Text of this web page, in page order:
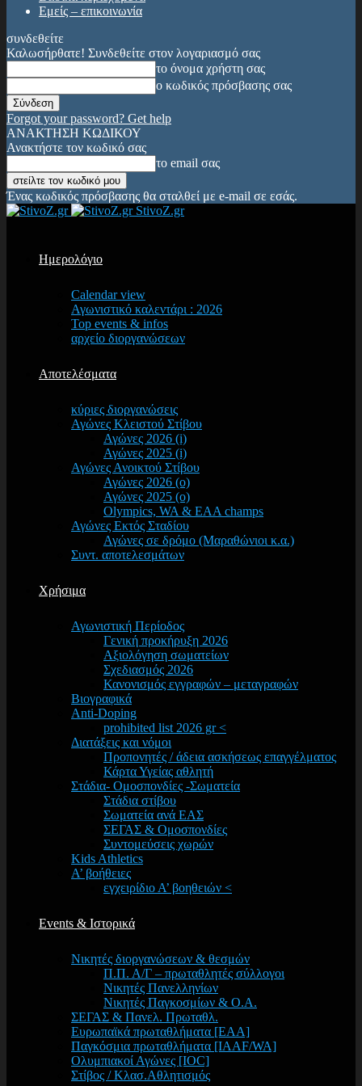
Εμείς – επικοινωνία
συνδεθείτε
Καλωσήρθατε! Συνδεθείτε στον λογαριασμό σας
το όνομα χρήστη σας
ο κωδικός πρόσβασης σας
Forgot your password? Get help
ΑΝΑΚΤΗΣΗ ΚΩΔΙΚΟΥ
Ανακτήστε τον κωδικό σας
το email σας
Ένας κωδικός πρόσβασης θα σταλθεί με e-mail σε εσάς.
StivoZ.gr
Ημερολόγιο
Calendar view
Αγωνιστικό καλεντάρι : 2026
Top events & infos
αρχείο διοργανώσεων
Αποτελέσματα
κύριες διοργανώσεις
Αγώνες Κλειστού Στίβου
Αγώνες 2026 (i)
Αγώνες 2025 (i)
Αγώνες Ανοικτού Στίβου
Αγώνες 2026 (o)
Αγώνες 2025 (o)
Olympics, WA & EAA champs
Αγώνες Εκτός Σταδίου
Αγώνες σε δρόμο (Μαραθώνιοι κ.α.)
Συντ. αποτελεσμάτων
Χρήσιμα
Αγωνιστική Περίοδος
Γενική προκήρυξη 2026
Αξιολόγηση σωματείων
Σχεδιασμός 2026
Κανονισμός εγγραφών – μεταγραφών
Βιογραφικά
Anti-Doping
prohibited list 2026 gr <
Διατάξεις και νόμοι
Προπονητές / άδεια ασκήσεως επαγγέλματος
Κάρτα Υγείας αθλητή
Στάδια- Ομοσπονδίες -Σωματεία
Στάδια στίβου
Σωματεία ανά ΕΑΣ
ΣΕΓΑΣ & Ομοσπονδίες
Συντομεύσεις χωρών
Kids Athletics
Α’ βοήθειες
εγχειρίδιο Α’ βοηθειών <
Events & Ιστορικά
Νικητές διοργανώσεων & θεσμών
Π.Π. Α/Γ – πρωταθλητές σύλλογοι
Νικητές Πανελληνίων
Νικητές Παγκοσμίων & Ο.Α.
ΣΕΓΑΣ & Πανελ. Πρωταθλ.
Ευρωπαϊκά πρωταθλήματα [EAA]
Παγκόσμια πρωταθλήματα [IAAF/WA]
Ολυμπιακοί Αγώνες [IOC]
Στίβος / Κλασ.Αθλητισμός